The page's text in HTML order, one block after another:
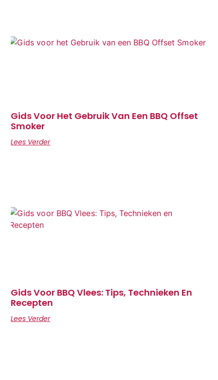
Gids Voor Het Gebruik Van Een BBQ Offset
Smoker
Lees Verder
Gids Voor BBQ Vlees: Tips, Technieken En
Recepten
Lees Verder